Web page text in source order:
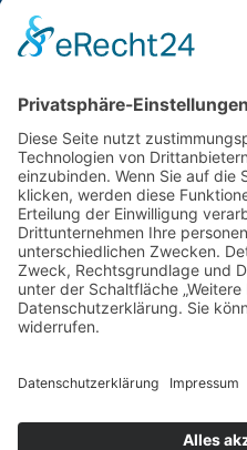
Home
Über uns
Leistungen
Produkte
Referenzen
Karriere
Downloads